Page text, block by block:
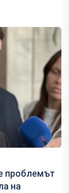
проблемът
на